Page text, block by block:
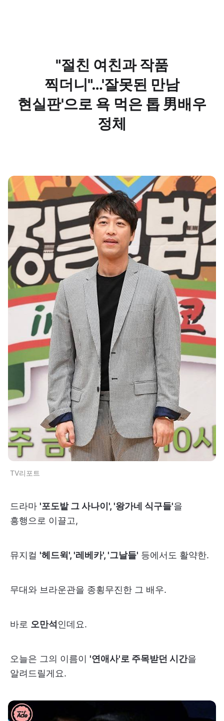
"절친 여친과 작품
찍더니"…'잘못된 만남
현실판'으로 욕 먹은 톱 男배우
정체
TV리포트
드라마 '포도밭 그 사나이', '왕가네 식구들'을
흥행으로 이끌고,
뮤지컬 '헤드윅', '레베카', '그날들' 등에서도 활약한.
무대와 브라운관을 종횡무진한 그 배우.
바로 오만석인데요.
오늘은 그의 이름이 '연애사'로 주목받던 시간을
알려드릴게요.